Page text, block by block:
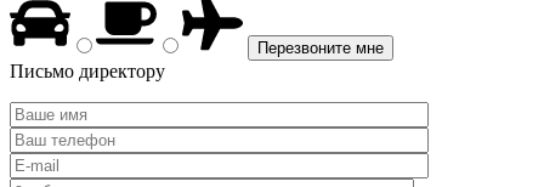
Письмо директору